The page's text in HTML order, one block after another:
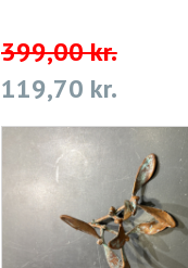
399,00 kr.
119,70 kr.